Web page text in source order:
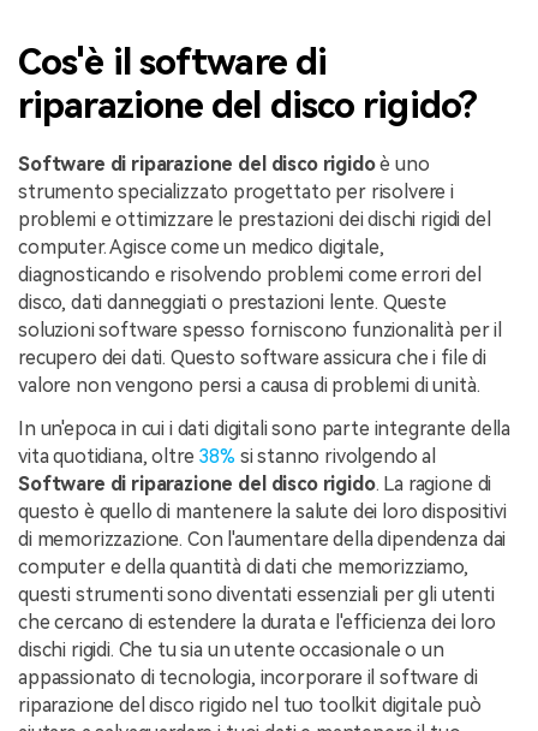
Cos'è il software di
riparazione del disco rigido?
Software di riparazione del disco rigidoè uno
strumento specializzato progettato per risolvere i
problemi e ottimizzare le prestazioni dei dischi rigidi del
computer. Agisce come un medico digitale,
diagnosticando e risolvendo problemi come errori del
disco, dati danneggiati o prestazioni lente. Queste
soluzioni software spesso forniscono funzionalità per il
recupero dei dati. Questo software assicura che i file di
valore non vengono persi a causa di problemi di unità.
In un'epoca in cui i dati digitali sono parte integrante della
vita quotidiana, oltre 38% si stanno rivolgendo al
Software di riparazione del disco rigido. La ragione di
questo è quello di mantenere la salute dei loro dispositivi
di memorizzazione. Con l'aumentare della dipendenza dai
computer e della quantità di dati che memorizziamo,
questi strumenti sono diventati essenziali per gli utenti
che cercano di estendere la durata e l'efficienza dei loro
dischi rigidi. Che tu sia un utente occasionale o un
appassionato di tecnologia, incorporare il software di
riparazione del disco rigido nel tuo toolkit digitale può